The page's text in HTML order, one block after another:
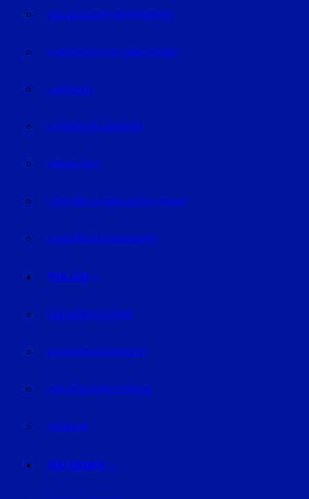
MALLERSDORF-PFAFFENBERG
LANDKREIS STRAUBING-BOGEN
LANDSHUT
LANDKREIS LANDSHUT
DINGOLFING
LANDKREIS DINGOLFING-LANDAU
LANDKREIS DEGGENDORF
POLIZEI
POLIZEIMELDUNGEN
FAHNDUNG/VERMISSTE
AUS DEM GERICHTSSAAL
VERKEHR
RATGEBER